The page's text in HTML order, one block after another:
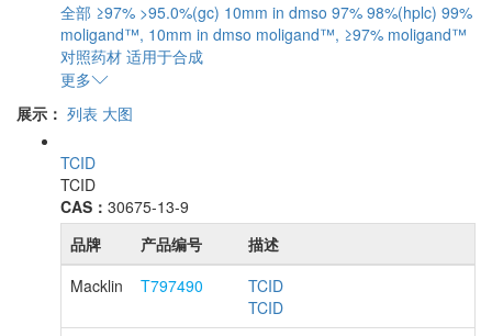
全部 ≥97% >95.0%(gc) 10mm in dmso 97% 98%(hplc) 99%
moligand™, 10mm in dmso moligand™, ≥97% moligand™
对照药材 适用于合成
更多
展示： 列表 大图
TCID
TCID
CAS： 30675-13-9
品牌
产品编号 描述
Macklin
T797490
TCID
TCID